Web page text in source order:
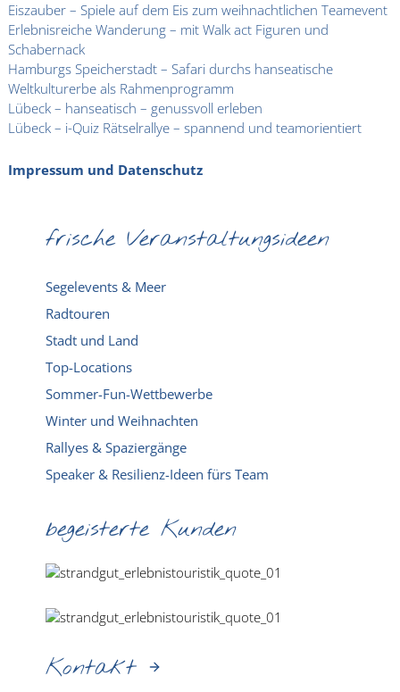
Eiszauber – Spiele auf dem Eis zum weihnachtlichen Teamevent
Erlebnisreiche Wanderung – mit Walk act Figuren und
Schabernack
Hamburgs Speicherstadt – Safari durchs hanseatische
Weltkulturerbe als Rahmenprogramm
Lübeck – hanseatisch – genussvoll erleben
Lübeck – i-Quiz Rätselrallye – spannend und teamorientiert
Impressum und Datenschutz
frische Veranstaltungsideen
Segelevents & Meer
Radtouren
Stadt und Land
Top-Locations
Sommer-Fun-Wettbewerbe
Winter und Weihnachten
Rallyes & Spaziergänge
Speaker & Resilienz-Ideen fürs Team
begeisterte Kunden
Kontakt